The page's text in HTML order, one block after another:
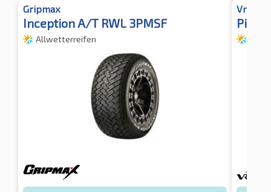
Gripmax
Inception A/T RWL 3PMSF
Allwetterreifen
Pinza